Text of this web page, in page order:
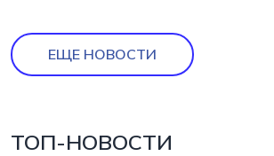
ЕЩЕ НОВОСТИ
ТОП-НОВОСТИ